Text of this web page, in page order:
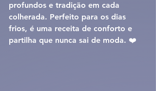
profundos e tradição em cada
colherada. Perfeito para os dias
frios, é uma receita de conforto e
partilha que nunca sai de moda. ❤️